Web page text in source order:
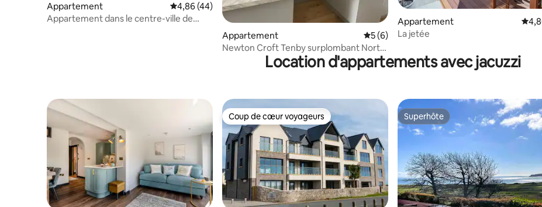
Appartement Évaluation moyenne sur la base de 44 commentaires : 4,86 sur 5
4,86 (44)
Appartement dans le centre-ville de
Appartement Évaluation moyenne sur la base de 6
5 (6)
Newton Croft Tenby surplombant North
Appartement
La jetée
Location d'appartements avec jacuzzi
Coup de cœur voyageurs
Coup de cœur voyageurs Superhôte
Superhôte